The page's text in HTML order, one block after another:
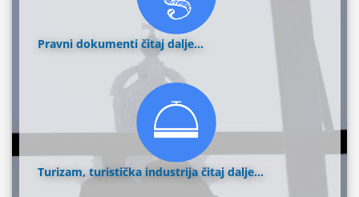
Pravni dokumentičitaj dalje...
Turizam, turistička industrijačitaj dalje...